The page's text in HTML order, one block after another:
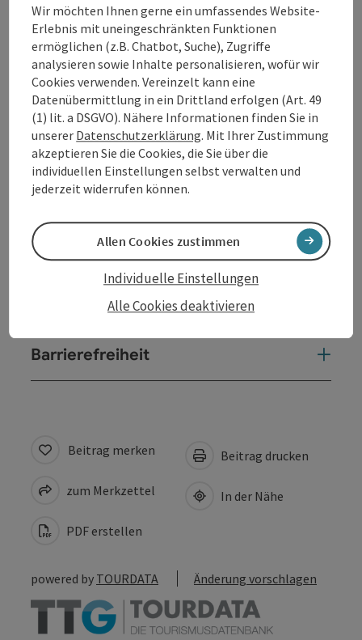
mehrere Opferschalen sehr gut erkennen.
Kontakt
Öffnungszeiten
Anreise/Lage
Preise
Barrierefreiheit
Beitrag merken
zum Merkzettel
PDF erstellen
Beitrag drucken
In der Nähe
powered by TOURDATA Änderung vorschlagen
Wir möchten Ihnen gerne ein umfassendes Website-
Erlebnis mit uneingeschränkten Funktionen
ermöglichen (z.B. Chatbot, Suche), Zugriffe
analysieren sowie Inhalte personalisieren, wofür wir
Cookies verwenden. Vereinzelt kann eine
Datenübermittlung in ein Drittland erfolgen (Art. 49
(1) lit. a DSGVO). Nähere Informationen finden Sie in
unserer Datenschutzerklärung. Mit Ihrer Zustimmung
akzeptieren Sie die Cookies, die Sie über die
individuellen Einstellungen selbst verwalten und
jederzeit widerrufen können.
Alle Cookies deaktivieren
Individuelle Einstellungen
Allen Cookies zustimmen